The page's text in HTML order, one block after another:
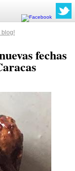
blog!
fechas